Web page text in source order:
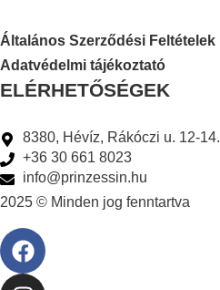
Általános Szerződési Feltételek
Adatvédelmi tájékoztató
ELÉRHETŐSÉGEK
8380, Hévíz, Rákóczi u. 12-14.
+36 30 661 8023
info@prinzessin.hu
2025 © Minden jog fenntartva